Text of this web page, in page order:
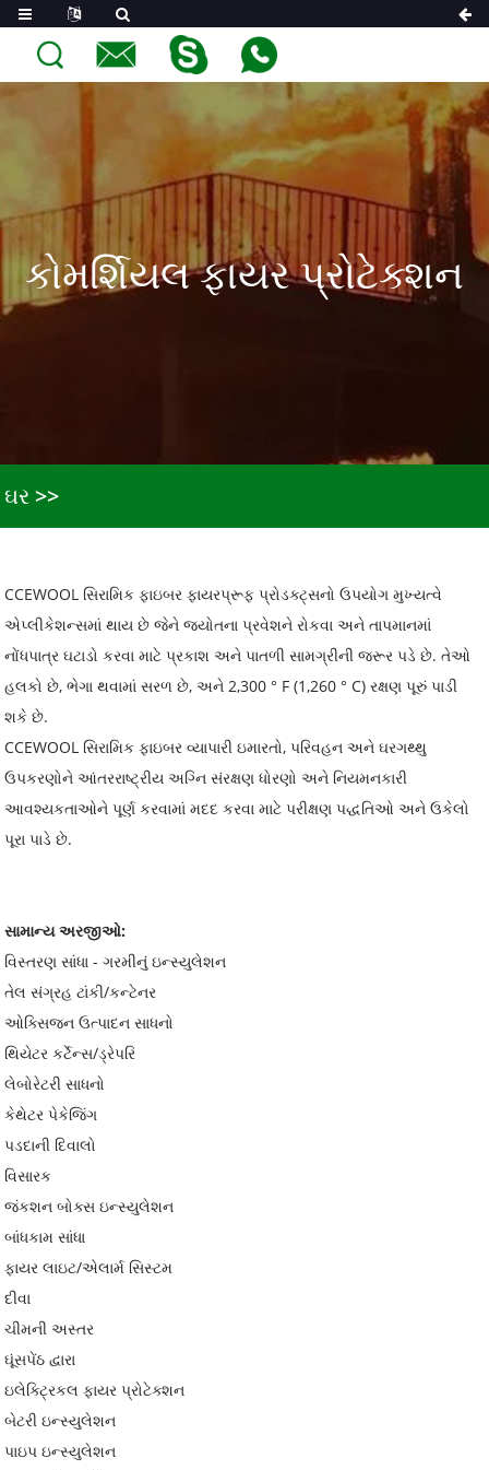
કોમર્શિયલ ફાયર પ્રોટેક્શન
ઘર
CCEWOOL સિરામિક ફાઇબર ફાયરપ્રૂફ પ્રોડક્ટ્સનો ઉપયોગ મુખ્યત્વે
એપ્લીકેશન્સમાં થાય છે જેને જ્યોતના પ્રવેશને રોકવા અને તાપમાનમાં
નોંધપાત્ર ઘટાડો કરવા માટે પ્રકાશ અને પાતળી સામગ્રીની જરૂર પડે છે. તેઓ
હલકો છે, ભેગા થવામાં સરળ છે, અને 2,300 ° F (1,260 ° C) રક્ષણ પૂરું પાડી
શકે છે.
CCEWOOL સિરામિક ફાઇબર વ્યાપારી ઇમારતો, પરિવહન અને ઘરગથ્થુ
ઉપકરણોને આંતરરાષ્ટ્રીય અગ્નિ સંરક્ષણ ધોરણો અને નિયમનકારી
આવશ્યકતાઓને પૂર્ણ કરવામાં મદદ કરવા માટે પરીક્ષણ પદ્ધતિઓ અને ઉકેલો
પૂરા પાડે છે.
સામાન્ય અરજીઓ:
વિસ્તરણ સાંધા - ગરમીનું ઇન્સ્યુલેશન
તેલ સંગ્રહ ટાંકી/કન્ટેનર
ઓક્સિજન ઉત્પાદન સાધનો
થિયેટર કર્ટેન્સ/ડ્રેપરિ
લેબોરેટરી સાધનો
કેથેટર પેકેજિંગ
પડદાની દિવાલો
વિસારક
જંકશન બોક્સ ઇન્સ્યુલેશન
બાંધકામ સાંધા
ફાયર લાઇટ/એલાર્મ સિસ્ટમ
દીવા
ચીમની અસ્તર
ઘૂંસપેંઠ દ્વારા
ઇલેક્ટ્રિકલ ફાયર પ્રોટેક્શન
બેટરી ઇન્સ્યુલેશન
પાઇપ ઇન્સ્યુલેશન